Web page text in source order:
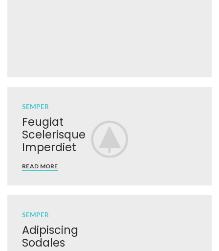
SEMPER
Feugiat
Scelerisque
Imperdiet
READ MORE
SEMPER
Adipiscing
Sodales